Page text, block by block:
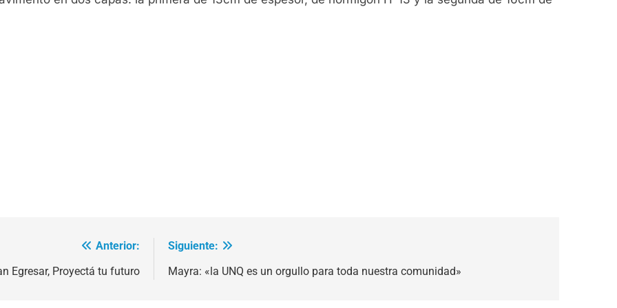
Anterior:
Egresar, Proyectá tu futuro
Siguiente:
Mayra: «la UNQ es un orgullo para toda nuestra comunidad»